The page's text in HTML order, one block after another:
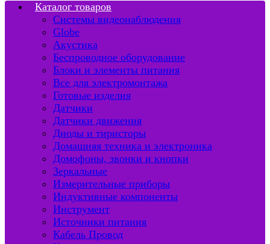
Каталог товаров
Системы видеонаблюдения
Globe
Акустика
Беспроводное оборудование
Блоки и элементы питания
Все для электромонтажа
Готовые изделия
Датчики
Датчики движения
Диоды и тиристоры
Домашняя техника и электроника
Домофоны, звонки и кнопки
Зеркальные
Измерительные приборы
Индуктивные компоненты
Инструмент
Источники питания
Кабель Провод